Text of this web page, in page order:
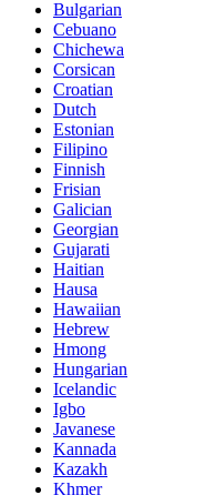
Bulgarian
Cebuano
Chichewa
Corsican
Croatian
Dutch
Estonian
Filipino
Finnish
Frisian
Galician
Georgian
Gujarati
Haitian
Hausa
Hawaiian
Hebrew
Hmong
Hungarian
Icelandic
Igbo
Javanese
Kannada
Kazakh
Khmer